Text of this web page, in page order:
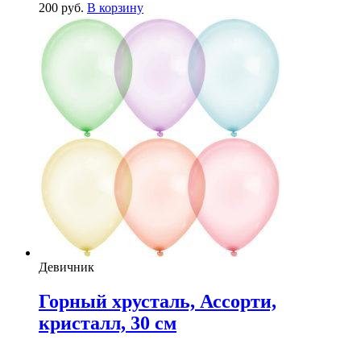
200 руб. В корзину
Девичник
Горный хрусталь, Ассорти,
кристалл, 30 см